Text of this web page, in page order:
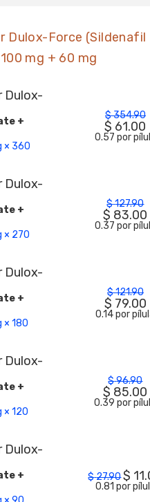
Dulox-Force
mg + 60 mg
Dulox-
+
× 360
$354.90
$ 61.00
0.57 por
Dulox-
+
× 270
$127.90
$ 83.00
0.37 por
Dulox-
+
× 180
$121.90
$ 79.00
0.14 por
Dulox-
+
× 120
$96.90
$ 85.00
0.39 por
Dulox-
+
$27.90$
0.81 por